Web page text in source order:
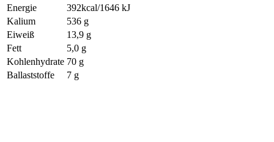
Energie
392kcal/1646 kJ
Kalium
536 g
Eiweiß
13,9 g
Fett
5,0 g
Kohlenhydrate 70 g
Ballaststoffe
7 g